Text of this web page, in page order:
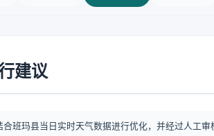
建议
班玛县当日实时天气数据进行优化，并经过人工